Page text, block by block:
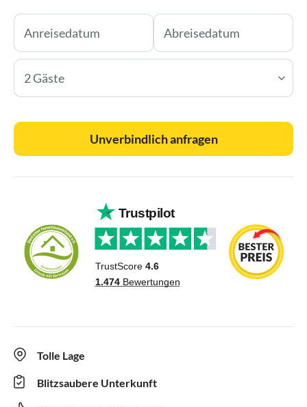
2 Gäste
Unverbindlich anfragen
Tolle Lage
Blitzsaubere Unterkunft